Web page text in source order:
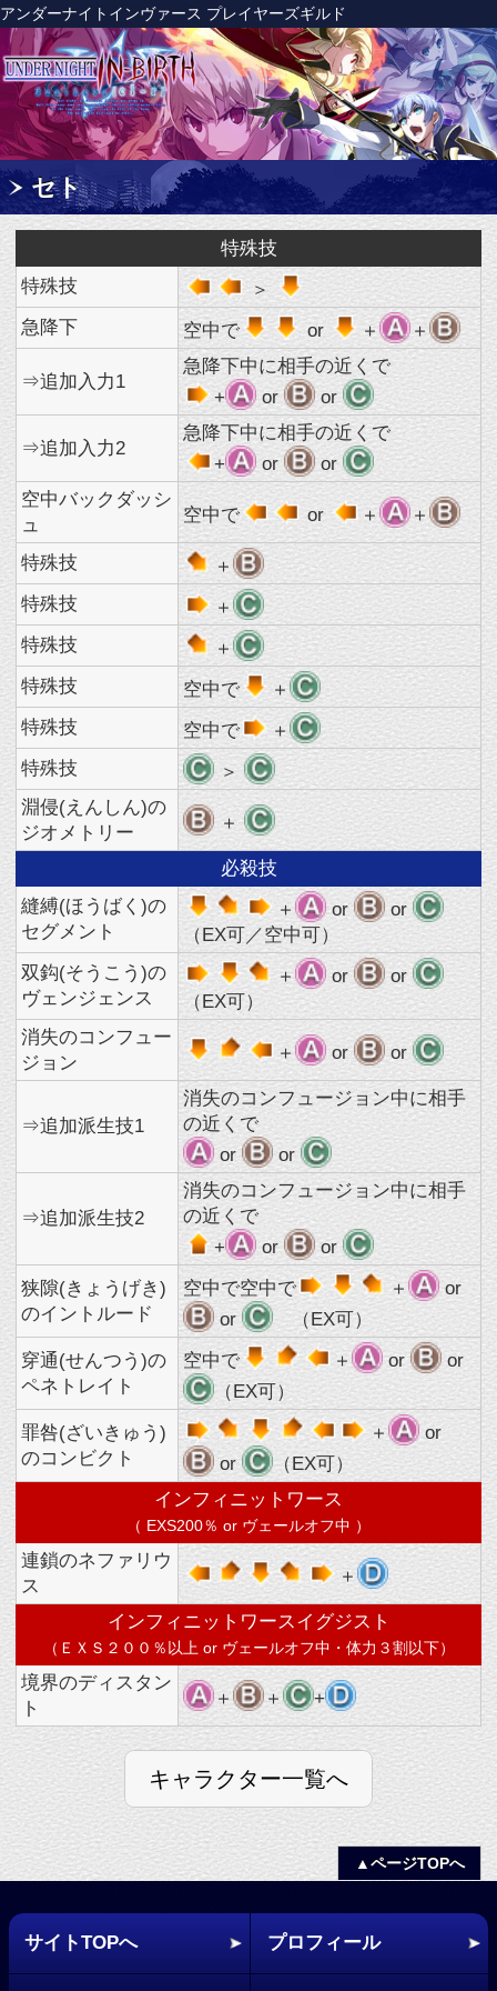
アンダーナイトインヴァース プレイヤーズギルド
セト
特殊技
特殊技
＞
急降下 or ＋
急降下中に相手の近くで
or or
⇒追加入力2
急降下中に相手の近くで
or
or
ュ or ＋ ＋
特殊技
特殊技 空中で
特殊技 ＋
淵侵(えんしん)の
ジオメトリー ＋
必殺技
縫縛(ほうばく)の
セグメント
＋ or or
（EX可／空中可）
双鈎(そうこう)の ＋ or
or
消失のコンフュー
ジョン ＋ or or
⇒追加派生技1
消失のコンフュージョン中に相手
の近くで
or
消失のコンフュージョン中に相手
+
or or
狭隙(きょうげき)
のイントルード
空中で空中で ＋
or
（EX可）
穿通(せんつう)の
ペネトレイト
空中で ＋ or
or
（EX可）
罪咎(ざいきゅう)
のコンビクト
＋
or
（EX可）
インフィニットワース
（ EXS200％ or ヴェールオフ中 ）
連鎖のネファリウ
ス
＋
インフィニットワースイグジスト
（ＥＸＳ２００％以上 or ヴェールオフ中・体力３割以下）
ト
＋ +
キャラクター一覧へ
▲ページTOPへ
サイトTOPへ プロフィール
ログイン ランキング
アークシステムワークス公式サイトへ
(C) FRENCH BREAD / ARC SYSTEM WORKS